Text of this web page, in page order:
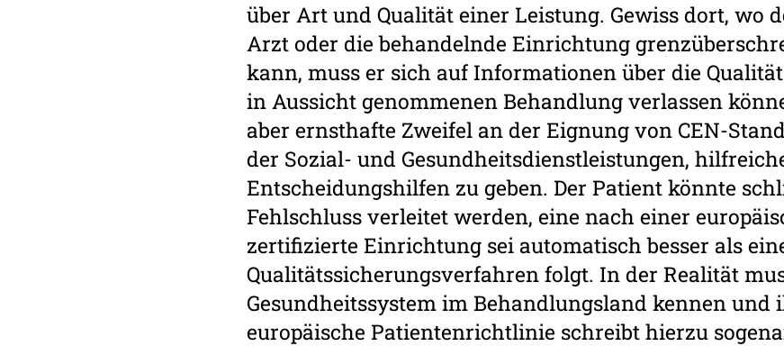
über Art und Qualität einer Leistung. Gewiss dort, wo
Arzt oder die behandelnde Einrichtung
kann, muss er sich auf Informationen über die
in Aussicht genommenen Behandlung verlassen
aber ernsthafte Zweifel an der Eignung von CEN-
der Sozial- und Gesundheitsdienstleistungen,
Entscheidungshilfen zu geben. Der Patient könnte
Fehlschluss verleitet werden, eine nach einer
zertifizierte Einrichtung sei automatisch besser als
Qualitätssicherungsverfahren folgt. In der Realität
Gesundheitssystem im Behandlungsland kennen und
europäische Patientenrichtlinie schreibt hierzu